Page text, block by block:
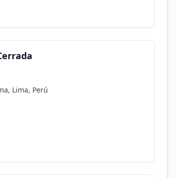
Lima, Perú